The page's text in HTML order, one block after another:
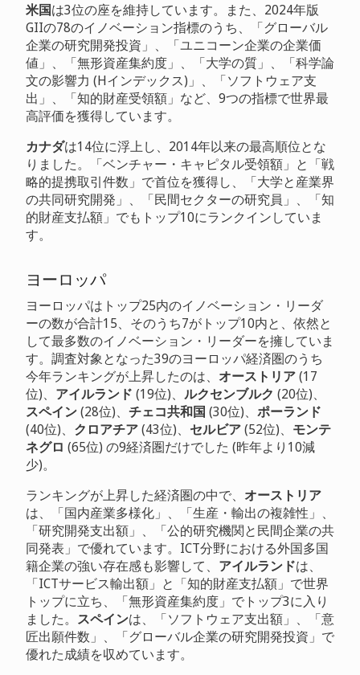
米国は3位の座を維持しています。また、2024年版
GIIの78のイノベーション指標のうち、「グローバル
企業の研究開発投資」、「ユニコーン企業の企業価
値」、「無形資産集約度」、「大学の質」、「科学論
文の影響力 (Hインデックス)」、「ソフトウェア支
出」、「知的財産受領額」など、9つの指標で世界最
高評価を獲得しています。
カナダは14位に浮上し、2014年以来の最高順位とな
りました。「ベンチャー・キャピタル受領額」と「戦
略的提携取引件数」で首位を獲得し、「大学と産業界
の共同研究開発」、「民間セクターの研究員」、「知
的財産支払額」でもトップ10にランクインしていま
す。
ヨーロッパ
ヨーロッパはトップ25内のイノベーション・リーダ
ーの数が合計15、そのうち7がトップ10内と、依然と
して最多数のイノベーション・リーダーを擁していま
す。調査対象となった39のヨーロッパ経済圏のうち
今年ランキングが上昇したのは、 オーストリア(17
位)、 アイルランド (19位)、 ルクセンブルク (20位)、
スペイン(28位)、 チェコ共和国 (30位)、 ポーランド
(40位)、 クロアチア(43位)、 セルビア(52位)、 モンテ
ネグロ (65位) の9経済圏だけでした (昨年より10減
少)。
ランキングが上昇した経済圏の中で、 オーストリア
は、「国内産業多様化」、「生産・輸出の複雑性」、
「研究開発支出額」、「公的研究機関と民間企業の共
同発表」で優れています。ICT分野における外国多国
籍企業の強い存在感も影響して、 アイルランドは、
「ICTサービス輸出額」と「知的財産支払額」で世界
トップに立ち、「無形資産集約度」でトップ3に入り
ました。 スペインは、「ソフトウェア支出額」、「意
匠出願件数」、「グローバル企業の研究開発投資」で
優れた成績を収めています。